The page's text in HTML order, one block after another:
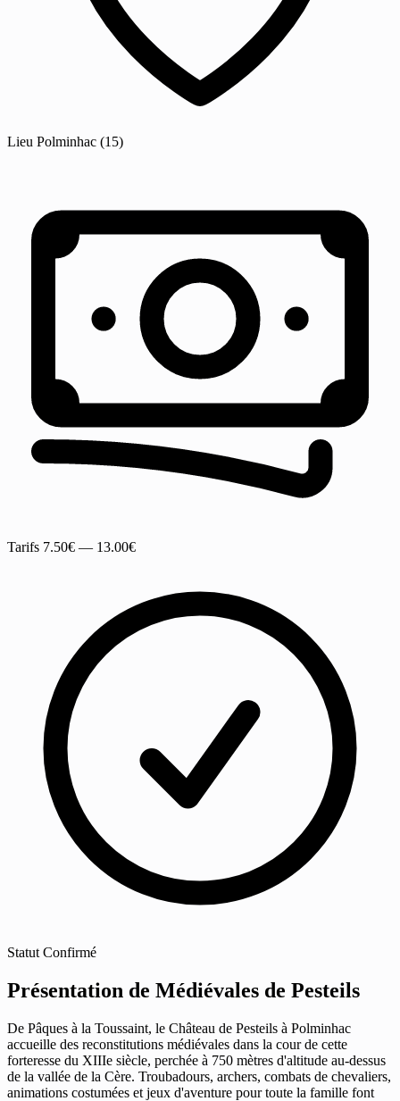
Lieu Polminhac (15)
Tarifs 7.50€ — 13.00€
Statut Confirmé
Présentation de Médiévales de Pesteils
De Pâques à la Toussaint, le Château de Pesteils à Polminhac
accueille des reconstitutions médiévales dans la cour de cette
forteresse du XIIIe siècle, perchée à 750 mètres d'altitude au-dessus
de la vallée de la Cère. Troubadours, archers, combats de chevaliers,
animations costumées et jeux d'aventure pour toute la famille font